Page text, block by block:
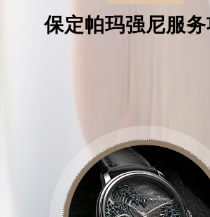
保定帕玛强尼服务